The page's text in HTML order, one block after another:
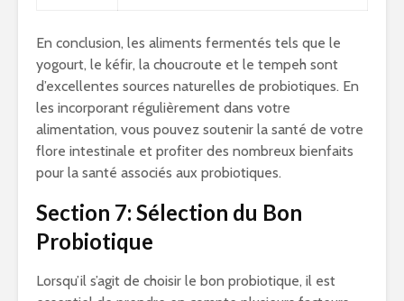
En conclusion, les aliments fermentés tels que le
yogourt, le kéfir, la choucroute et le tempeh sont
d’excellentes sources naturelles de probiotiques. En
les incorporant régulièrement dans votre
alimentation, vous pouvez soutenir la santé de votre
flore intestinale et profiter des nombreux bienfaits
pour la santé associés aux probiotiques.
Section 7: Sélection du Bon
Probiotique
Lorsqu’il s’agit de choisir le bon probiotique, il est